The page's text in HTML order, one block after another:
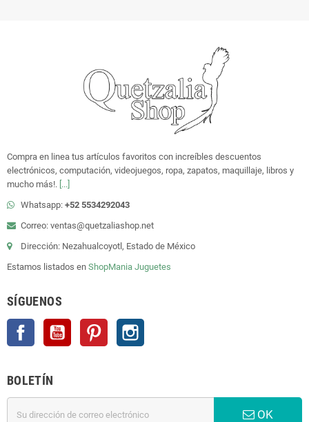
Compra en linea tus artículos favoritos con increíbles descuentos
electrónicos, computación, videojuegos, ropa, zapatos, maquillaje, libros y
mucho más!. [...]
Whatsapp: +52 5534292043
Correo: ventas@quetzaliashop.net
Dirección: Nezahualcoyotl, Estado de México
Estamos listados en ShopMania Juguetes
SÍGUENOS
Facebook YouTube Pinterest
BOLETÍN
OK